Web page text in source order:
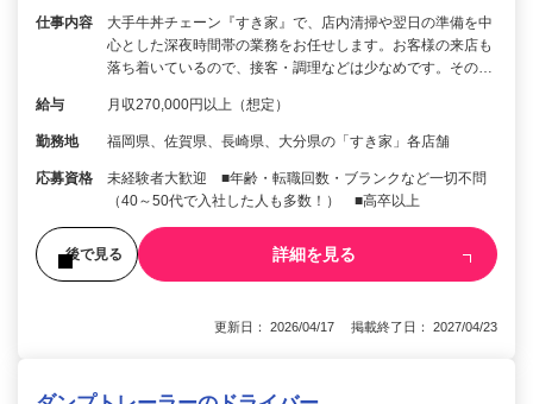
仕事内容
大手牛丼チェーン『すき家』で、店内清掃や翌日の準備を中
心とした深夜時間帯の業務をお任せします。お客様の来店も
落ち着いているので、接客・調理などは少なめです。その…
給与 月収270,000円以上（想定）
勤務地 福岡県、佐賀県、長崎県、大分県の「すき家」各店舗
応募資格
未経験者大歓迎 ■年齢・転職回数・ブランクなど一切不問
（40～50代で入社した人も多数！） ■高卒以上
後で見る 詳細を見る
更新日： 2026/04/17 掲載終了日： 2027/04/23